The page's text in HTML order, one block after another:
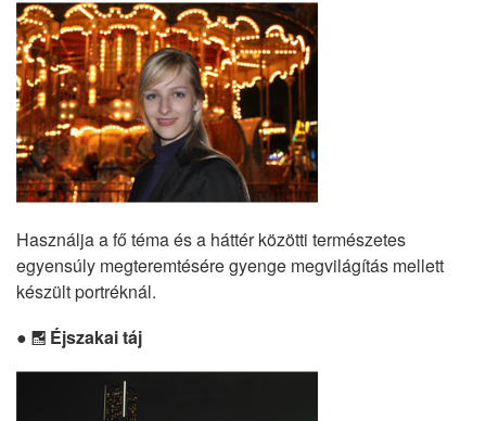
Használja a fő téma és a háttér közötti természetes
egyensúly megteremtésére gyenge megvilágítás mellett
készült portréknál.
r Éjszakai táj